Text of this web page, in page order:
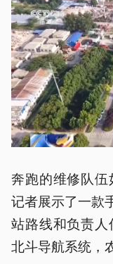
奔跑的维修队
记者展示了一款
站路线和负责
北斗导航系统，